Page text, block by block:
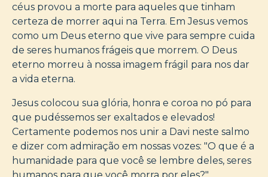
céus provou a morte para aqueles que tinham
certeza de morrer aqui na Terra. Em Jesus vemos
como um Deus eterno que vive para sempre cuida
de seres humanos frágeis que morrem. O Deus
eterno morreu à nossa imagem frágil para nos dar
a vida eterna.
Jesus colocou sua glória, honra e coroa no pó para
que pudéssemos ser exaltados e elevados!
Certamente podemos nos unir a Davi neste salmo
e dizer com admiração em nossas vozes: "O que é a
humanidade para que você se lembre deles, seres